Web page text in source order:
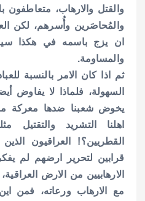
والقتل والارهاب،
والمُحاصَرين وأُسرهم، لكن
ان يزج باسمه في هكذا
والمساومة.
ثم اذا كان الامر بالنسبة
السهولة، فلماذا لا يفاوض
يخوض شعبنا ضدها معركة
اهلنا التشريد
القطريين؟!
العراقيون
قرابين لتحرير ارضهم لم
الارهابيين من الارض
مع الارهاب ورعاته، فمن